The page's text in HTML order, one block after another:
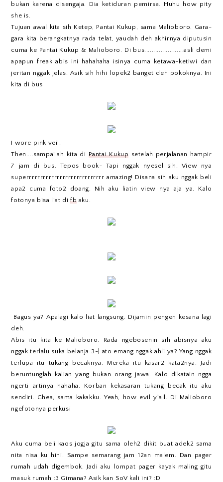
bukan karena disengaja. Dia ketiduran pemirsa. Huhu how pity
she is.
Tujuan awal kita sih Ketep, Pantai Kukup, sama Malioboro. Gara-
gara kita berangkatnya rada telat, yaudah deh akhirnya diputusin
cuma ke Pantai Kukup & Malioboro. Di bus......................asli demi
apapun freak abis ini hahahaha isinya cuma ketawa-ketiwi dan
jeritan nggak jelas. Asik sih hihi lopek2 banget deh pokoknya. Ini
kita di bus
I wore pink veil.
Then....sampailah kita di Pantai Kukup setelah perjalanan hampir
7 jam di bus. Tepos book~ Tapi nggak nyesel sih. View nya
superrrrrrrrrrrrrrrrrrrrrrrrrrrr amazing! Disana sih aku nggak beli
apa2 cuma foto2 doang. Nih aku liatin view nya aja ya. Kalo
fotonya bisa liat difb aku.
Bagus ya? Apalagi kalo liat langsung. Dijamin pengen kesana lagi
deh.
Abis itu kita ke Malioboro. Rada ngebosenin sih abisnya aku
nggak terlalu suka belanja 3-| ato emang nggak ahli ya? Yang nggak
terlupa itu tukang becaknya. Mereka itu kasar2 kata2nya. Jadi
beruntunglah kalian yang bukan orang jawa. Kalo dikatain ngga
ngerti artinya hahaha. Korban kekasaran tukang becak itu aku
sendiri. Ghea, sama kakakku. Yeah, how evil y'all. Di Malioboro
ngefotonya perkusi
Aku cuma beli kaos jogja gitu sama oleh2 dikit buat adek2 sama
nita nisa ku hihi. Sampe semarang jam 12an malem. Dan pager
rumah udah digembok. Jadi aku lompat pager kayak maling gitu
masuk rumah :3 Gimana? Asik kan SoV kali ini? :D